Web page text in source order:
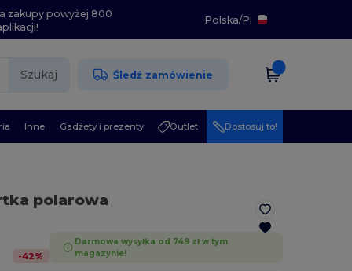
zakupy powyżej 800
Polska/Pl
Szukaj Śledź zamówienie
Inne Gadżety i prezenty Outlet Dostosuj to!
polarowa
-42%
Darmowa wysyłka od 749 zł w tym
magazynie!